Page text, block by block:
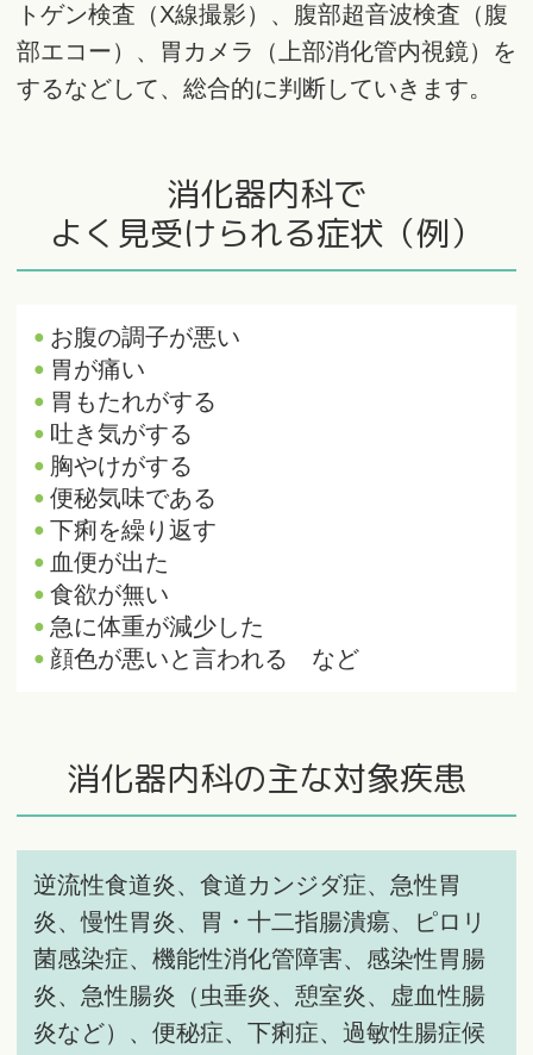
トゲン検査（X線撮影）、腹部超音波検査（腹
部エコー）、胃カメラ（上部消化管内視鏡）を
するなどして、総合的に判断していきます。
消化器内科で
よく見受けられる症状（例）
お腹の調子が悪い
胃が痛い
胃もたれがする
吐き気がする
胸やけがする
便秘気味である
下痢を繰り返す
血便が出た
食欲が無い
急に体重が減少した
顔色が悪いと言われる など
消化器内科の主な対象疾患
逆流性食道炎、食道カンジダ症、急性胃
炎、慢性胃炎、胃・十二指腸潰瘍、ピロリ
菌感染症、機能性消化管障害、感染性胃腸
炎、急性腸炎（虫垂炎、憩室炎、虚血性腸
炎など）、便秘症、下痢症、過敏性腸症候